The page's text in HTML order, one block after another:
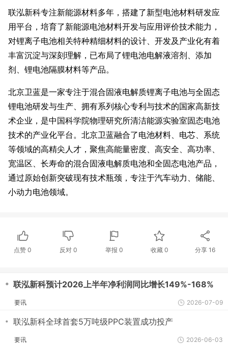
联泓新科专注新能源材料多年，搭建了新型电池材料研发应
用平台，培育了新能源电池材料开发与应用评价技术能力，
对锂离子电池相关特种精细材料的设计、开发及产业化有着
丰富沉淀与深刻理解，已布局了锂电池电解液溶剂、添加
剂、锂电池隔膜材料等产品。
北京卫蓝是一家专注于混合固液电解质锂离子电池与全固态
锂电池研发与生产、拥有系列核心专利与技术的国家高新技
术企业，是中国科学院物理研究所清洁能源实验室固态电池
技术的产业化平台。北京卫蓝融合了电池材料、电芯、系统
等领域的高精尖人才，聚焦高能量密度、高安全、高功率、
宽温区、长寿命的混合固液电解质电池和全固态电池产品，
通过原始创新突破现有技术瓶颈，专注于汽车动力、储能、
小动力电池领域。
点赞0 反对 0 举报 0 收藏 0 分享16
・ 联泓新科预计2026上半年净利润同比增长149%-168%
要讯 2026-07-09
・ 联泓新科全球首套5万吨级PPC装置成功投产
要讯 2026-06-03